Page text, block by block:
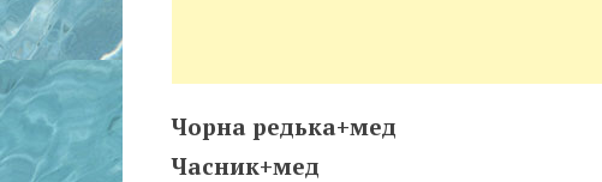
Чорна редька+мед
Часник+мед